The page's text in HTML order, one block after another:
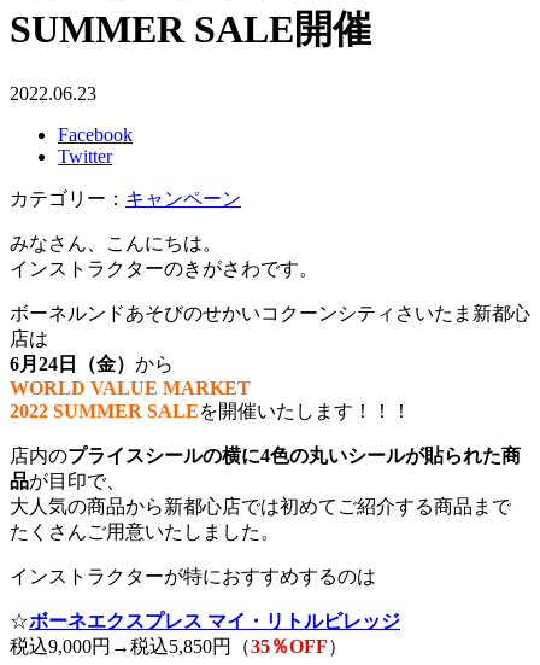
SUMMER SALE開催
2022.06.23
Facebook
Twitter
カテゴリー： キャンペーン
みなさん、こんにちは。
インストラクターのきがさわです。
ボーネルンドあそびのせかいコクーンシティさいたま新都心
店は
6月24日（金） から
WORLD VALUE MARKET
2022 SUMMER SALEを開催いたします！！！
店内のプライスシールの横に4色の丸いシールが貼られた商
品が目印で、
大人気の商品から新都心店では初めてご紹介する商品まで
たくさんご用意いたしました。
インストラクターが特におすすめするのは
☆ボーネエクスプレス マイ・リトルビレッジ
税込9,000円→税込5,850円（35％OFF）